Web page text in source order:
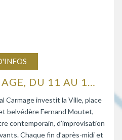
FESTIVAL CARMAGE, DU 11 AU 15 AOÛT 2026
Carmage investit la Ville, place
belvédère Fernand Moutet,
contemporain, d’improvisation
Chaque fin d’après-midi et